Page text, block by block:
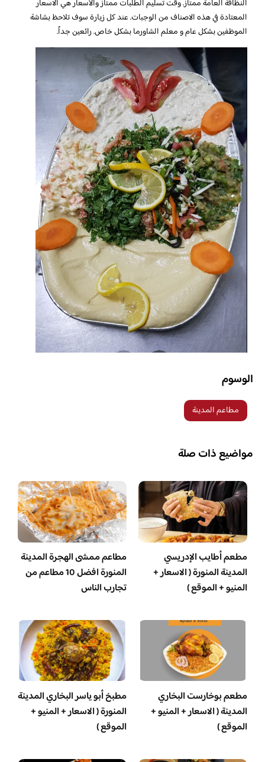
النظافة العامة ممتاز. وقت تسليم الطلبات ممتاز والأسعار هي الاسعار
المعتادة في هذه الاصناف من الوجبات. عند كل زيارة سوف تلاحظ بشاشة
الموظفين بشكل عام و معلم الشاورما بشكل خاص. رائعين جداً.
الوسوم
مطاعم المدينة
مواضيع ذات صلة
مطعم أطايب الإدريسي
المدينة المنورة ( الاسعار +
المنيو + الموقع )
مطاعم ممشى الهجرة المدينة
المنورة افضل 10 مطاعم من
تجارب الناس
مطعم بوخارست البخاري
المدينة ( الاسعار + المنيو +
الموقع )
مطبخ أبو ياسر البخاري المدينة
المنورة ( الاسعار + المنيو +
الموقع )